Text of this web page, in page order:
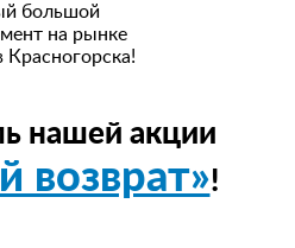
большой
на рынке
Красногорска!
нашей акции
возврат»!